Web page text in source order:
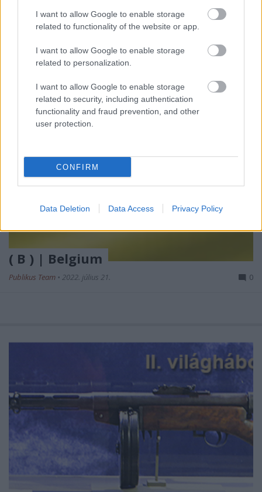
I want to allow Google to enable storage
related to functionality of the website or app.
I want to allow Google to enable storage
related to personalization.
I want to allow Google to enable storage
related to security, including authentication
functionality and fraud prevention, and other
user protection.
CONFIRM
Data Deletion Data Access Privacy Policy
akkor sem, ha az egy híres háborús film címe.
Tükörfordításról biztos nem volt szó, amikor 1977-
órája címmel. A film témája az ardenneki offenzíva,…
( B ) | Belgium
Publikus Team • 2022. július 21. 0